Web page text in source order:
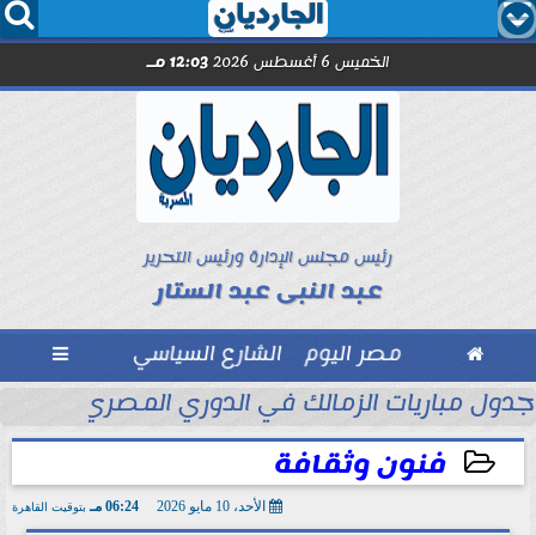
  
الخميس 6 أغسطس 2026 12:03 مـ
رئيس مجلس الإدارة ورئيس التحرير
عبد النبى عبد الستار
 مصر اليوم الشارع السياسي 
رسالة في نقد...
جدول مباريات الزمالك في الدوري المصري....
فنون وثقافة
الأحد، 10 مايو 2026 06:24 مـ بتوقيت القاهرة